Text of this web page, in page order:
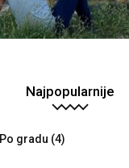
Najpopularnije
Po gradu (4)